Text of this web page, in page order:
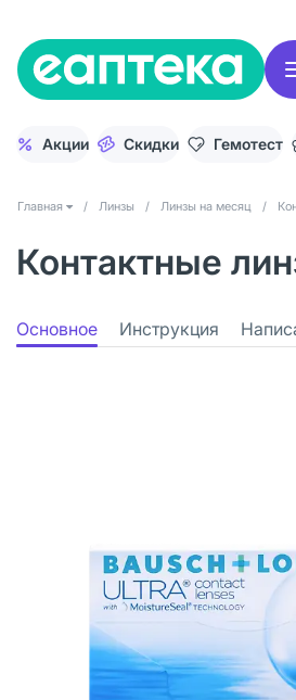
Акции Скидки Гемотест
Главная / Линзы / Линзы на месяц /
Контактные
Основное Инструкция